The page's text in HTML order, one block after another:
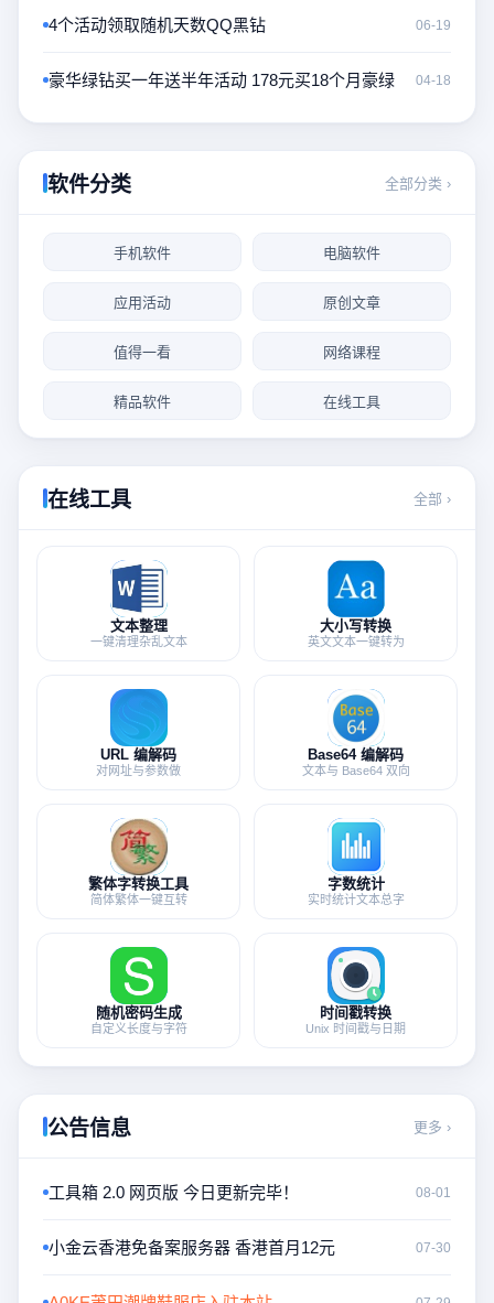
4个活动领取随机天数QQ黑钻 06-19
豪华绿钻买一年送半年活动 178元买18个月豪绿 04-18
软件分类 全部分类 ›
手机软件 电脑软件
应用活动 原创文章
值得一看 网络课程
精品软件 在线工具
在线工具 全部 ›
文本整理
一键清理杂乱文本
大小写转换
英文文本一键转为
URL 编解码
对网址与参数做
Base64 编解码
文本与 Base64 双向
繁体字转换工具
简体繁体一键互转
字数统计
实时统计文本总字
随机密码生成
自定义长度与字符
时间戳转换
Unix 时间戳与日期
公告信息 更多 ›
工具箱 2.0 网页版 今日更新完毕！ 08-01
小金云香港免备案服务器 香港首月12元 07-30